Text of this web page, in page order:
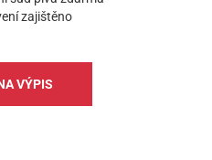
zajištěno
VÝPIS